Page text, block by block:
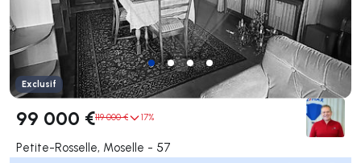
Exclusif
99 000 €119 000 € 17%
Petite-Rosselle, Moselle - 57